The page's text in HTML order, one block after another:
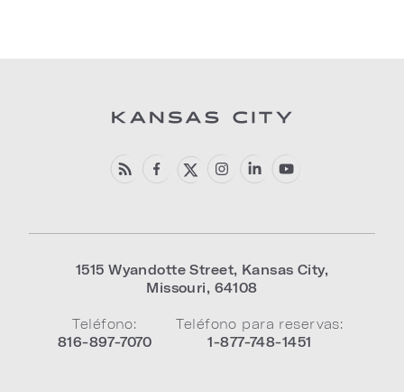
1515 Wyandotte Street, Kansas City,
Missouri, 64108
Teléfono:
816-897-7070
Teléfono para reservas:
1-877-748-1451